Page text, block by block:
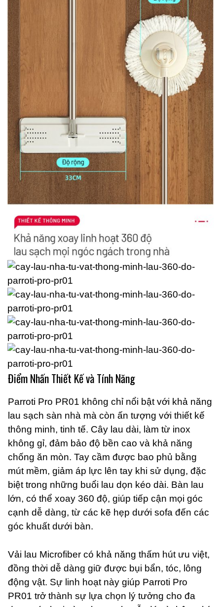
Điểm Nhấn Thiết Kế và Tính Năng
Parroti Pro PR01 không chỉ nổi bật với khả năng
lau sạch sàn nhà mà còn ấn tượng với thiết kế
thông minh, tinh tế. Cây lau dài, làm từ inox
không gỉ, đảm bảo độ bền cao và khả năng
chống ăn mòn. Tay cầm được bao phủ bằng
mút mềm, giảm áp lực lên tay khi sử dụng, đặc
biệt trong những buổi lau dọn kéo dài. Bàn lau
lớn, có thể xoay 360 độ, giúp tiếp cận mọi góc
cạnh dễ dàng, từ các kẽ hẹp dưới sofa đến các
góc khuất dưới bàn.
Vải lau Microfiber có khả năng thấm hút ưu việt,
đồng thời dễ dàng giữ được bụi bẩn, tóc, lông
động vật. Sự linh hoạt này giúp Parroti Pro
PR01 trở thành sự lựa chọn lý tưởng cho đa